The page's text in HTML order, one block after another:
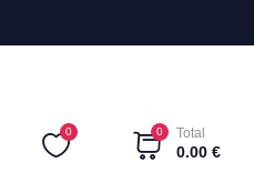
0 0 Total
0.00 €